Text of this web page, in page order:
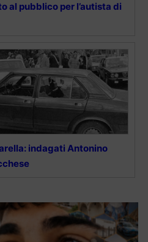
al pubblico per l’autista di
indagati Antonino